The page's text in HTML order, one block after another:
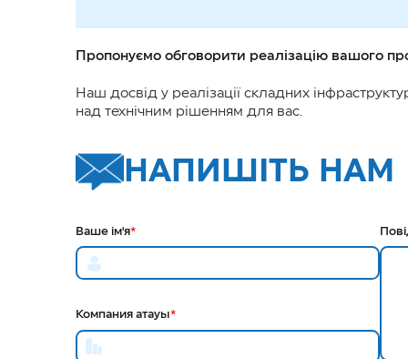
Пропонуємо обговорити реалізацію вашого
Наш досвід у реалізації складних
над технічним рішенням для вас.
НАПИШІТЬ НАМ
Ваше ім'я*
Компания атауы*